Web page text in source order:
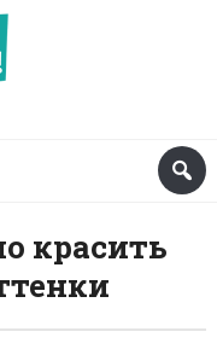
красить